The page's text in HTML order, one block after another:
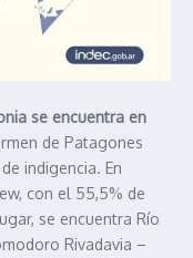
se encuentra en
de Patagones
indigencia. En
con el 55,5% de
se encuentra Río
Rivadavia –